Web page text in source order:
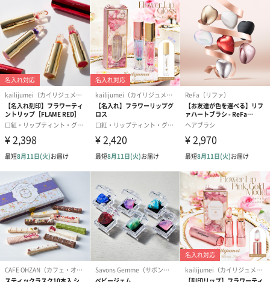
自然のお花で作ったドライフラワー・プリザーブドフラワーを同
梱します。
一部花材が写真と異なる場合がございます。予めご了承くださ
い。パッケージに入れてお届けします。
プリザーブドフラワー
ブーケ（ピンク）
（2,580円）
プリザーブドフラワー
（2,580円）
アミュレット
ク）（1,500円
ぬいぐるみ
愛らしいぬいぐるみを同梱してお届けします。
誕生日・記念日・出産祝いなどのシーンにおすすめです。